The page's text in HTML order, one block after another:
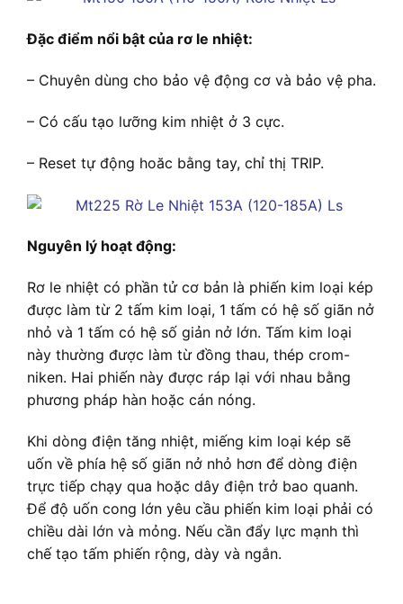
Đặc điểm nổi bật của rơ le nhiệt:
– Chuyên dùng cho bảo vệ động cơ và bảo vệ pha.
– Có cấu tạo lưỡng kim nhiệt ở 3 cực.
– Reset tự động hoăc bằng tay, chỉ thị TRIP.
Nguyên lý hoạt động:
Rơ le nhiệt có phần tử cơ bản là phiến kim loại kép
được làm từ 2 tấm kim loại, 1 tấm có hệ số giãn nở
nhỏ và 1 tấm có hệ số giản nở lớn. Tấm kim loại
này thường được làm từ đồng thau, thép crom-
niken. Hai phiến này được ráp lại với nhau bằng
phương pháp hàn hoặc cán nóng.
Khi dòng điện tăng nhiệt, miếng kim loại kép sẽ
uốn về phía hệ số giãn nở nhỏ hơn để dòng điện
trực tiếp chạy qua hoặc dây điện trở bao quanh.
Để độ uốn cong lớn yêu cầu phiến kim loại phải có
chiều dài lớn và mỏng. Nếu cần đẩy lực mạnh thì
chế tạo tấm phiến rộng, dày và ngắn.